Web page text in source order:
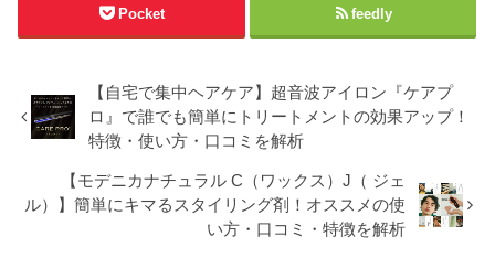
Pocket feedly
【自宅で集中ヘアケア】超音波アイロン『ケアプ
ロ』で誰でも簡単にトリートメントの効果アップ！
特徴・使い方・口コミを解析
【モデニカナチュラル C（ワックス）J（ ジェ
ル）】簡単にキマるスタイリング剤！オススメの使
い方・口コミ・特徴を解析